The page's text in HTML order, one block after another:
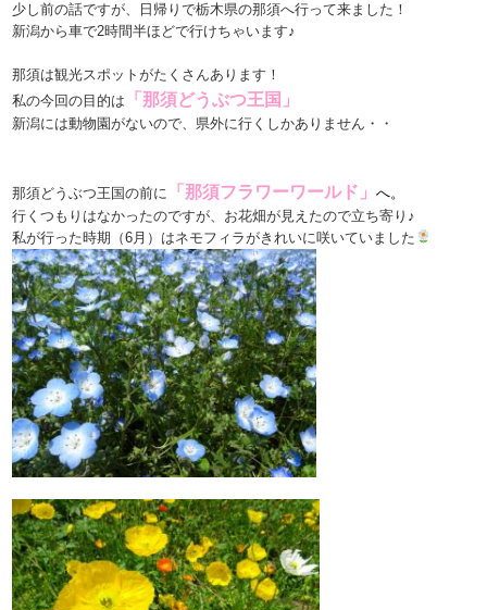
少し前の話ですが、日帰りで栃木県の那須へ行って来ました！
新潟から車で2時間半ほどで行けちゃいます♪
那須は観光スポットがたくさんあります！
私の今回の目的は
「那須どうぶつ王国」
新潟には動物園がないので、県外に行くしかありません・・
那須どうぶつ王国の前に 「那須フラワーワールド」へ。
行くつもりはなかったのですが、お花畑が見えたので立ち寄り♪
私が行った時期（6月）はネモフィラがきれいに咲いていました